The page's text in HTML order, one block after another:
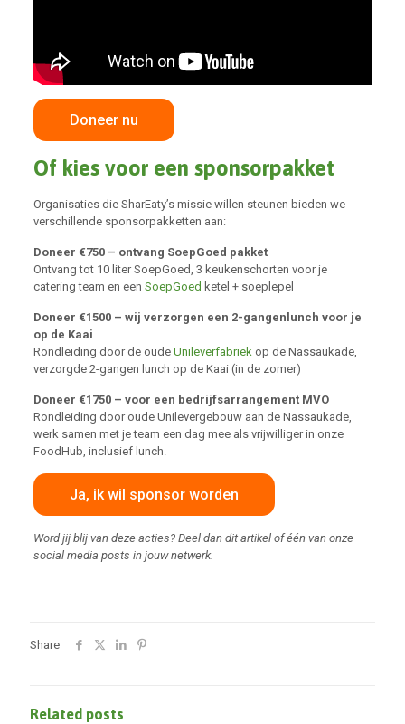
Doneer nu
Of kies voor een sponsorpakket
Organisaties die SharEaty’s missie willen steunen bieden we
verschillende sponsorpakketten aan:
Doneer €750 – ontvang SoepGoed pakket
Ontvang tot 10 liter SoepGoed, 3 keukenschorten voor je
catering team en een SoepGoed ketel + soeplepel
Doneer €1500 – wij verzorgen een 2-gangenlunch voor je
op de Kaai
Rondleiding door de oude Unileverfabriek op de Nassaukade,
verzorgde 2-gangen lunch op de Kaai (in de zomer)
Doneer €1750 – voor een bedrijfsarrangement MVO
Rondleiding door oude Unilevergebouw aan de Nassaukade,
werk samen met je team een dag mee als vrijwilliger in onze
FoodHub, inclusief lunch.
Ja, ik wil sponsor worden
Word jij blij van deze acties? Deel dan dit artikel of één van onze
social media posts in jouw netwerk.
Share
Related posts